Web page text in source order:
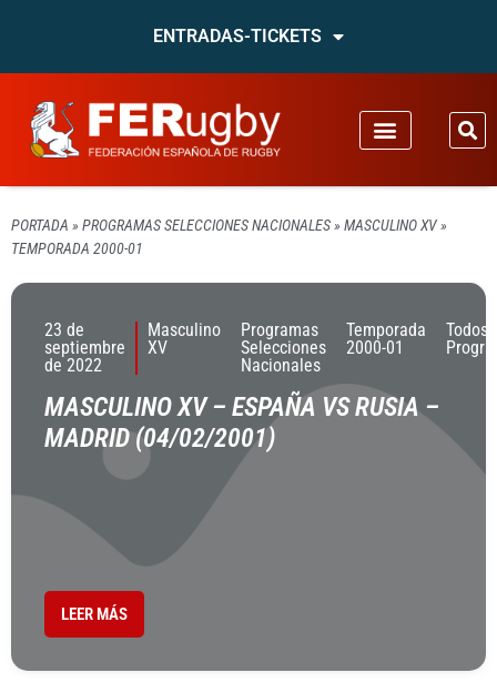
ENTRADAS-TICKETS
PORTADA » PROGRAMAS SELECCIONES NACIONALES» MASCULINO XV»
TEMPORADA 2000-01
23 de
septiembre
de 2022
Masculino
XV
Programas
Selecciones
Nacionales
Temporada
2000-01
Todos
MASCULINO XV – ESPAÑA VS RUSIA –
MADRID (04/02/2001)
LEER MÁS